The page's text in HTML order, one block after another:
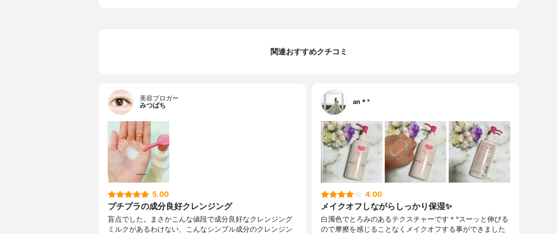
関連おすすめクチコミ
美容ブロガー
みつばち
5.00
プチプラの成分良好クレンジング
盲点でした。まさかこんな値段で成分良好なクレンジング
ミルクがあるわけない、こんなシンプル成分のクレンジン
an＊°
4.00
メイクオフしながらしっかり保湿✨
白濁色でとろみのあるテクスチャーです＊°スーッと伸びる
ので摩擦を感じることなくメイクオフする事ができました